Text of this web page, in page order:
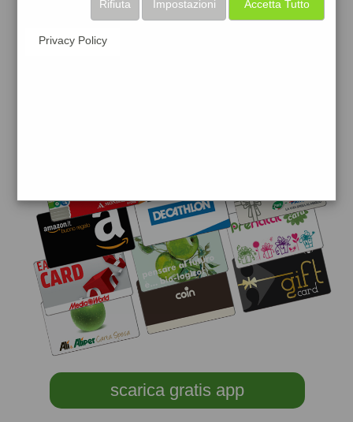
o gift card
per fare la spesa, fare
scarica gratis app
Accetta Tutto
Impostazioni
Rifiuta
Privacy Policy